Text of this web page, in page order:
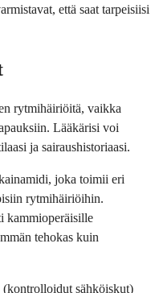
että saat tarpeisiisi
rytmihäiriöitä, vaikka
Lääkärisi voi
ja sairaushistoriaasi.
joka toimii eri
rytmihäiriöihin.
kammioperäisille
tehokas kuin
sähköiskut)